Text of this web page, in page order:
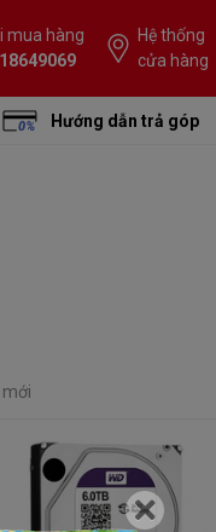
mua hàng
Hệ thống
cửa hàng
Hướng dẫn trả góp
mới